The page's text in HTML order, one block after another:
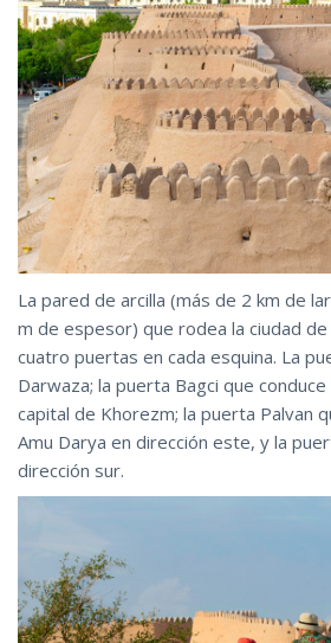
La pared de arcilla (más de 2 km de
m de espesor) que rodea la ciudad
cuatro puertas en cada esquina. La
Darwaza; la puerta Bagci que
capital de Khorezm; la puerta Palvan
Amu Darya en dirección este, y la
dirección sur.